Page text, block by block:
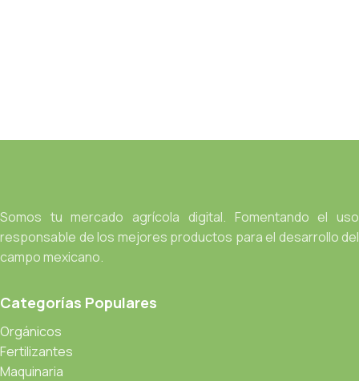
Somos tu mercado agrícola digital. Fomentando el uso
responsable de los mejores productos para el desarrollo del
campo mexicano.
Categorías Populares
Orgánicos
Fertilizantes
Maquinaria